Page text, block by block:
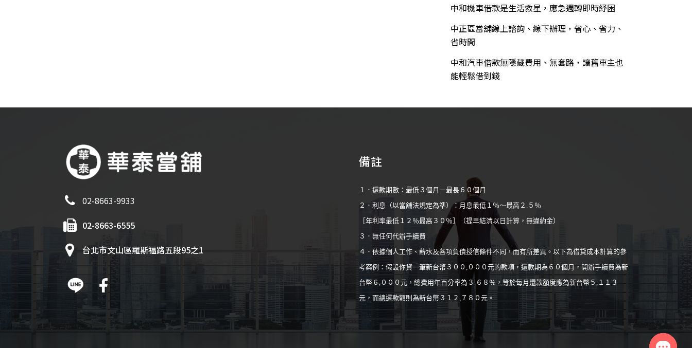
中和機車借款是生活救星，應急週轉即時紓困
中正區當舖線上諮詢、線下辦理，省心、省力、
省時間
中和汽車借款無隱藏費用、無套路，讓舊車主也
能輕鬆借到錢
02-8663-9933
02-8663-6555
台北市文山區羅斯福路五段95之1
備註
１．還款期數：最低３個月－最長６０個月
２．利息（以當舖法規定為準）：月息最低１％～最高２.５％
［年利率最低１２％最高３０％］（提早結清以日計算，無違約金）
３．無任何代辦手續費
４．依據個人工作、薪水及各項負債授信條件不同，而有所差異。以下為借貸成本計算的參
考案例：假設你貸一筆新台幣３００,０００元的款項，還款期為６０個月，開辦手續費為新
台幣６,０００元，總費用年百分率為３.６８％，等於每月還款額度應為新台幣５,１１３
元，而總還款額則為新台幣３１２,７８０元。